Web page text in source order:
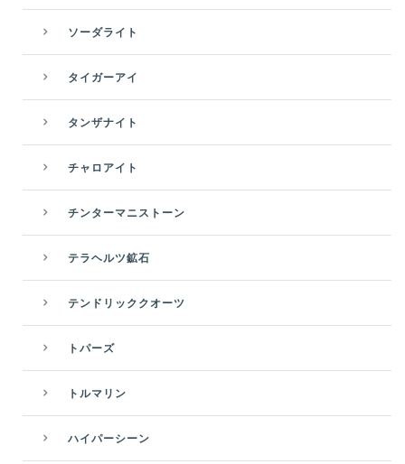
ソーダライト
タイガーアイ
タンザナイト
チャロアイト
チンターマニストーン
テラヘルツ鉱石
テンドリッククオーツ
トパーズ
トルマリン
ハイパーシーン